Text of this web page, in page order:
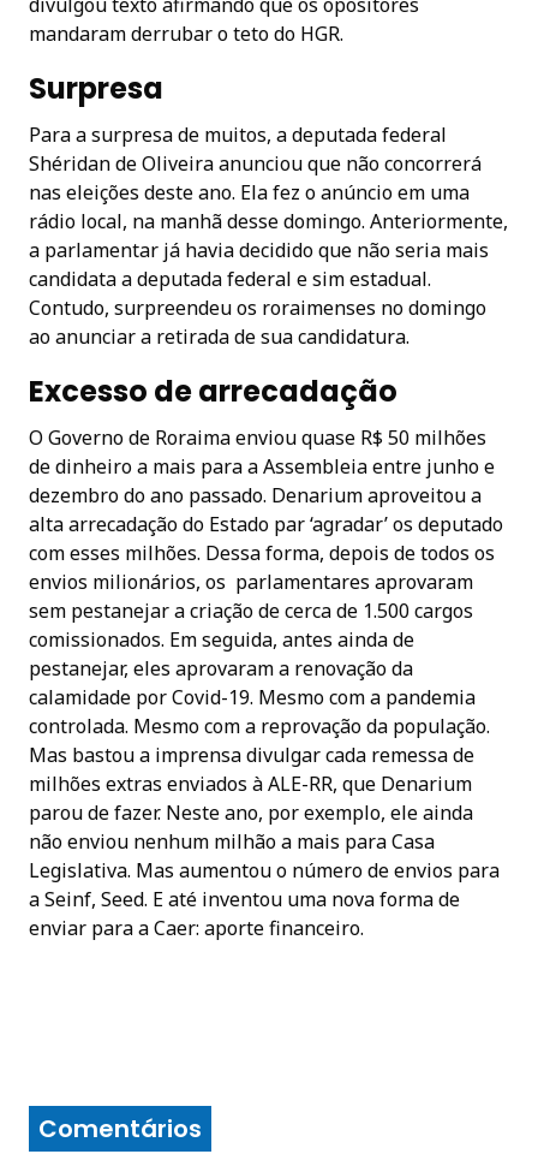
divulgou texto afirmando que os opositores
mandaram derrubar o teto do HGR.
Surpresa
Para a surpresa de muitos, a deputada federal
Shéridan de Oliveira anunciou que não concorrerá
nas eleições deste ano. Ela fez o anúncio em uma
rádio local, na manhã desse domingo. Anteriormente,
a parlamentar já havia decidido que não seria mais
candidata a deputada federal e sim estadual.
Contudo, surpreendeu os roraimenses no domingo
ao anunciar a retirada de sua candidatura.
Excesso de arrecadação
O Governo de Roraima enviou quase R$ 50 milhões
de dinheiro a mais para a Assembleia entre junho e
dezembro do ano passado. Denarium aproveitou a
alta arrecadação do Estado par ‘agradar’ os deputado
com esses milhões. Dessa forma, depois de todos os
envios milionários, os parlamentares aprovaram
sem pestanejar a criação de cerca de 1.500 cargos
comissionados. Em seguida, antes ainda de
pestanejar, eles aprovaram a renovação da
calamidade por Covid-19. Mesmo com a pandemia
controlada. Mesmo com a reprovação da população.
Mas bastou a imprensa divulgar cada remessa de
milhões extras enviados à ALE-RR, que Denarium
parou de fazer. Neste ano, por exemplo, ele ainda
não enviou nenhum milhão a mais para Casa
Legislativa. Mas aumentou o número de envios para
a Seinf, Seed. E até inventou uma nova forma de
enviar para a Caer: aporte financeiro.
Comentários